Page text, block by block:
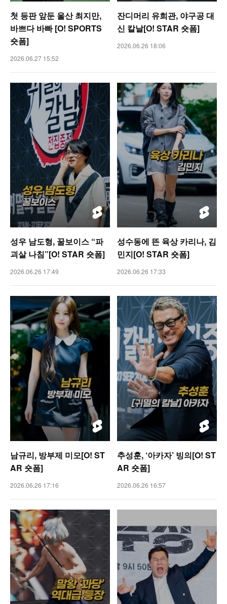
첫 등판 앞둔 울산 최지만,
바쁘다 바빠 [O! SPORTS
숏폼]
2026.06.27 15:52
잔디머리 유희관, 야구공 대
신 칼날[O! STAR 숏폼]
2026.06.26 18:06
성우 남도형, 꿀보이스 “파
괴살 나침”[O! STAR 숏폼]
2026.06.26 17:49
성수동에 뜬 육상 카리나, 김
민지[O! STAR 숏폼]
2026.06.26 17:33
남규리, 방부제 미모[O! ST
AR 숏폼]
2026.06.26 17:16
추성훈, ‘아카자’ 빙의[O! ST
AR 숏폼]
2026.06.26 16:57